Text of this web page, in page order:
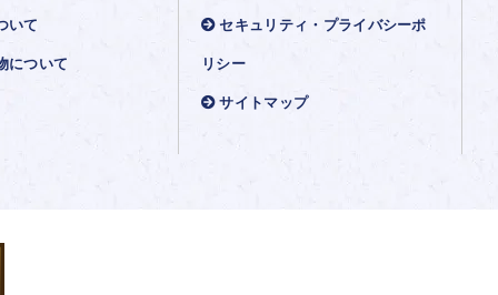
いて
について
セキュリティ・プライバシーポ
リシー
サイトマップ